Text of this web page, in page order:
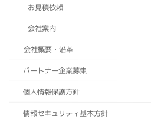
お見積依頼
会社案内
会社概要・沿革
パートナー企業募集
個人情報保護方針
情報セキュリティ基本方針